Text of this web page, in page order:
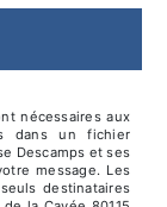
nécessaires aux
dans un fichier
Descamps et ses
message. Les
destinataires